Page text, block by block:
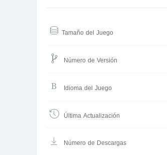
Tamaño del Juego
Número de Versión
Idioma del Juego
Última Actualización
Número de Descargas